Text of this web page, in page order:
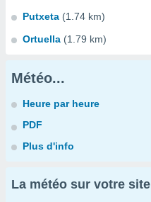
Putxeta (1.74 km)
Ortuella (1.79 km)
Météo...
Heure par heure
PDF
Plus d'info
La météo sur votre site